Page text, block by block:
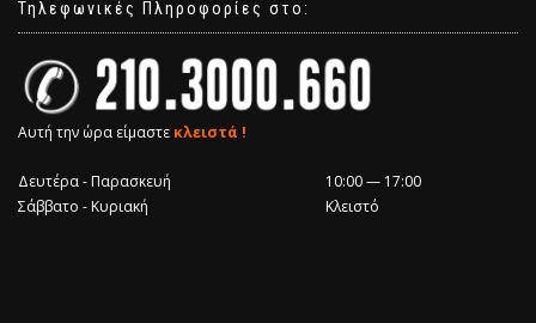
Τηλεφωνικές Πληροφορίες στο:
Αυτή την ώρα είμαστε κλειστά !
Δευτέρα - Παρασκευή
10:00 — 17:00
Σάββατο - Κυριακή
Κλειστό